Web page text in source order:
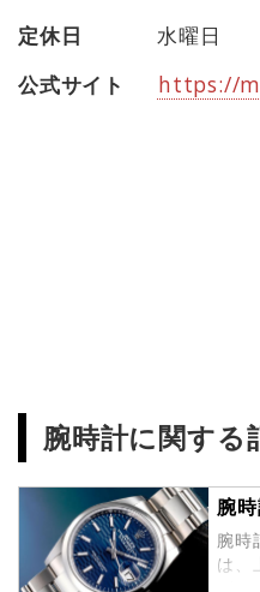
定休日
水曜日
公式サイト
https://
腕時計に関する
腕
腕時
は、